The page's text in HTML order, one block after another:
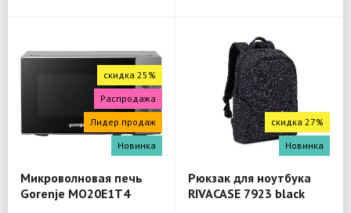
скидка 25%
Распродажа
Лидер продаж
Новинка
Микроволновая печь
Gorenje MO20E1T4
скидка 27%
Новинка
Рюкзак для ноутбука
RIVACASE 7923 black